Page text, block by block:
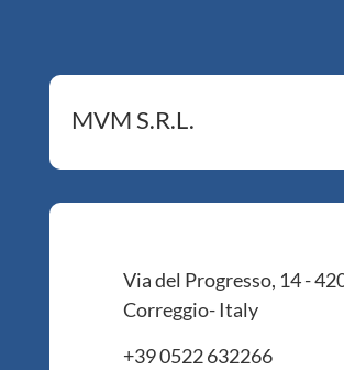
MVM S.R.L.
Via del Progresso, 14 -
Correggio- Italy
+39 0522 632266